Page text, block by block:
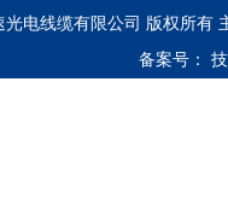
光电线缆有限公司 版权所有
备案号：